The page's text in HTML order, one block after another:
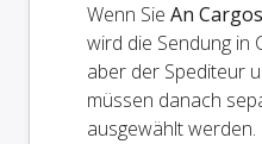
Wenn Sie An
wird die Sendung in
aber der Spediteur
müssen danach
ausgewählt werden.